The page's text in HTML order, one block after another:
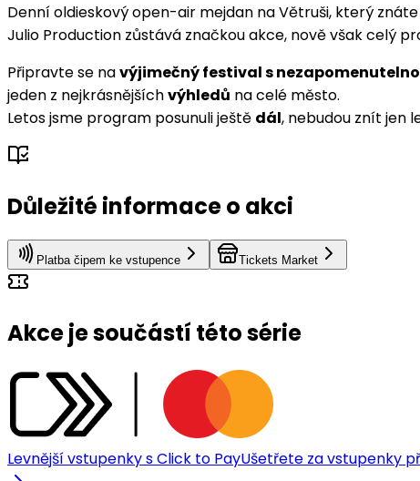
Denní oldieskový open-air mejdan na Větruši, který
Julio Production zůstává značkou akce, nově však celý
Připravte se navýjimečný festival s
jeden z nejkrásnějšíchvýhledů na celé město.
Letos jsme program posunuli ještě dál, nebudou znít jen
Důležité informace o akci
Platba čipem ke vstupence Tickets Market
Akce je součástí této série
Levnější vstupenky s Click to PayUšetřete za vstupenky